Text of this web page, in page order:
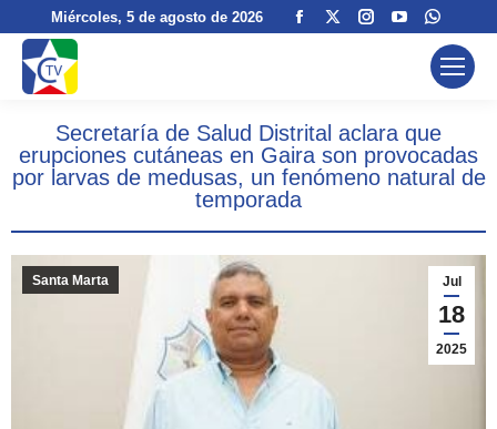
Miércoles, 5 de agosto de 2026
Facebook
new
window
new
window
Instagram
new
window
YouTube
page
opens
new
window
page
opens
new
Secretaría de Salud Distrital aclara que
erupciones cutáneas en Gaira son provocadas
por larvas de medusas, un fenómeno natural de
temporada
Jul
18
2025
Santa Marta